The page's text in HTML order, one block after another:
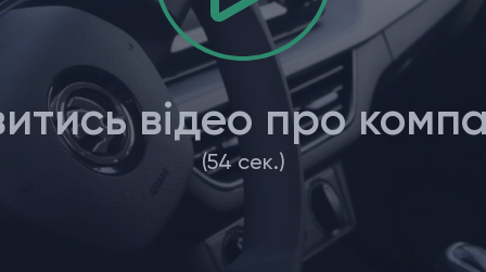
відео про
(54 сек.)